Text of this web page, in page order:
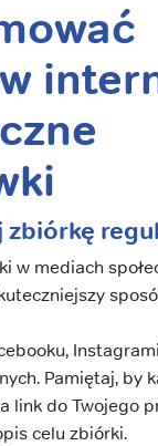
zbiórkę
w mediach
Pamiętaj, by
link do Twojego
celu zbiórki.